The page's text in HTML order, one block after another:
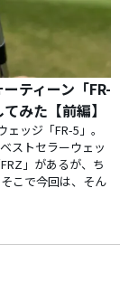
ティーン「FR-
みた【前編】
ッジ「FR-5」。
ストセラーウェッ
」があるが、ち
こで今回は、そん